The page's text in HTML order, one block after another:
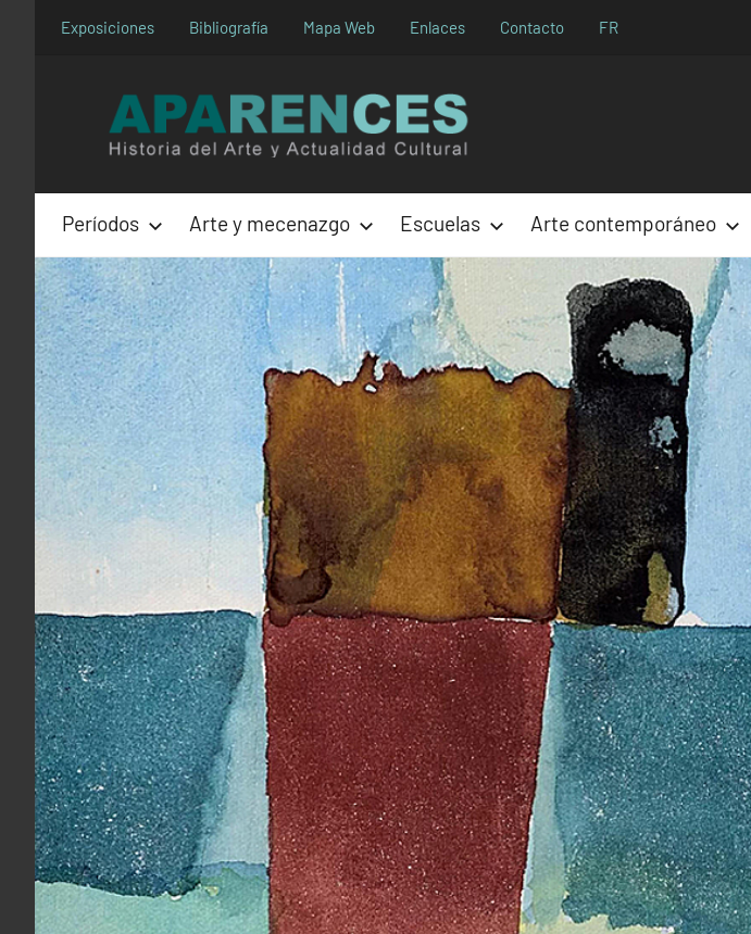
Exposiciones Bibliografía Mapa Web Enlaces Contacto FR
Períodos Arte y mecenazgo Escuelas Arte contemporáneo